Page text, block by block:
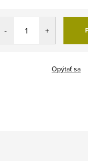
Opýtať sa